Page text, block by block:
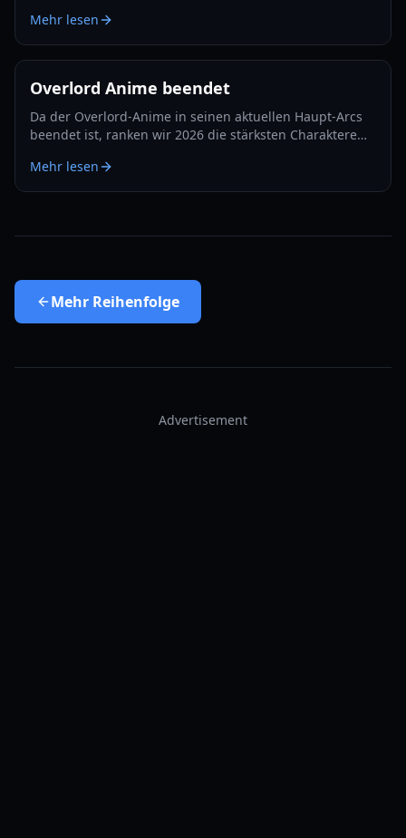
vollständigen Nazarick-Reihenfolge im Jahr 2026.
Mehr lesen
Overlord Anime beendet
Da der Overlord-Anime in seinen aktuellen Haupt-Arcs
beendet ist, ranken wir 2026 die stärksten Charaktere
Mehr lesen
Mehr Reihenfolge
Advertisement